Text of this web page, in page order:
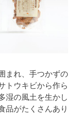
まれ、手つかずの
トウキビから作ら
湿の風土を生かし
品がたくさんあり